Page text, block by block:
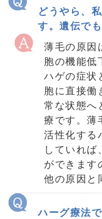
どうやら、
す。遺伝で
薄毛の原因
胞の機能低
ハゲの症状
胞に直接働
常な状態へ
療です。薄
活性化する
していれば
ができます
他の原因と
ハーグ療法